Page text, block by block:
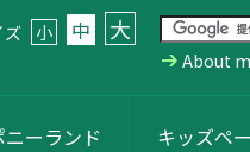
ズ 小 中 大
About
ニーランド キッズペ